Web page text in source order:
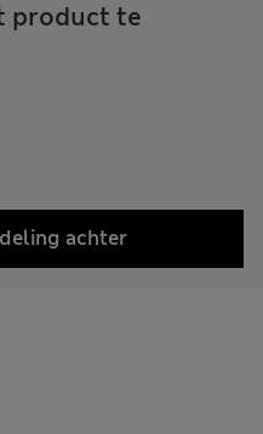
product te
achter